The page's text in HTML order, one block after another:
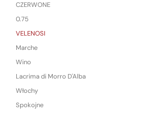
CZERWONE
0.75
VELENOSI
Marche
Wino
Lacrima di Morro D'Alba
Włochy
Spokojne